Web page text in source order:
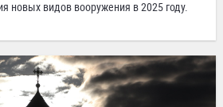
новых видов вооружения в 2025 году.